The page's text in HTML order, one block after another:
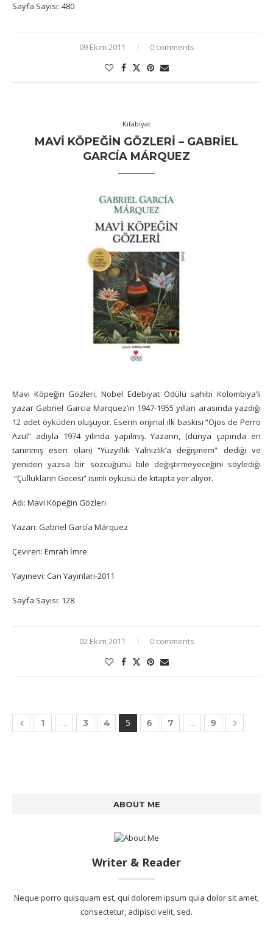
Sayfa Sayısı: 480
09 Ekim 2011 0 comments
Kitabiyat
MAVI KÖPEĞIN GÖZLERI – GABRIEL
GARCÍA MÁRQUEZ
Mavi Köpeğin Gözleri, Nobel Edebiyat Ödülü sahibi Kolombiya’lı
yazar Gabriel Garcia Marquez’in 1947-1955 yılları arasında yazdığı
12 adet öyküden oluşuyor. Eserin orijinal ilk baskısı “Ojos de Perro
Azul” adıyla 1974 yılında yapılmış. Yazarın, (dünya çapında en
tanınmış eseri olan) “Yüzyıllık Yalnızlık’a değişmem” dediği ve
yeniden yazsa bir sözcüğünü bile değiştirmeyeceğini söylediği
“Çullukların Gecesi” isimli öyküsü de kitapta yer alıyor.
Adı: Mavi Köpeğin Gözleri
Yazarı: Gabriel García Márquez
Çeviren: Emrah İmre
Yayınevi: Can Yayınları-2011
Sayfa Sayısı: 128
02 Ekim 2011 0 comments
1 … 3 4 5 6 7 … 9
ABOUT ME
Writer & Reader
Neque porro quisquam est, qui dolorem ipsum quia dolor sit amet,
consectetur, adipisci velit, sed.